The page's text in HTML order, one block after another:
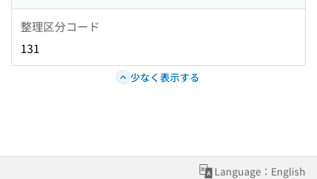
整理区分コード
131
少なく表示する
Language：English